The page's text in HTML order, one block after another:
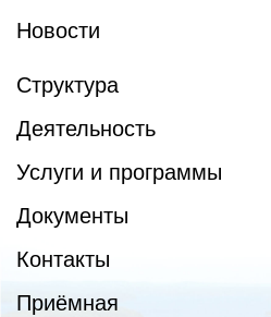
Новости
Структура
Деятельность
Услуги и программы
Документы
Контакты
Приёмная